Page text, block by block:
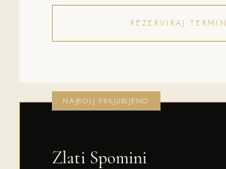
REZERVIRAJ TERMIN
NAJBOLJ PRILJUBLJENO
Zlati Spomini